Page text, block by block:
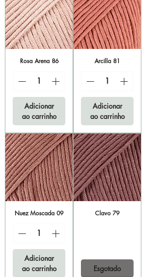
Rosa Arena 86
Adicionar
ao carrinho
Arcilla 81
Adicionar
ao carrinho
Nuez Moscada 09
Adicionar
ao carrinho
Clavo 79
Esgotado